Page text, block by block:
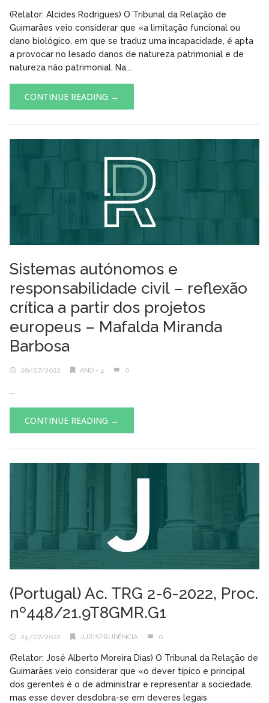
(Relator: Alcides Rodrigues) O Tribunal da Relação de
Guimarães veio considerar que «a limitação funcional ou
dano biológico, em que se traduz uma incapacidade, é apta
a provocar no lesado danos de natureza patrimonial e de
natureza não patrimonial. Na...
CONTINUE READING →
Sistemas autónomos e
responsabilidade civil – reflexão
crítica a partir dos projetos
europeus – Mafalda Miranda
Barbosa
26/07/2022 ANO - 4 0
...
CONTINUE READING →
(Portugal) Ac. TRG 2-6-2022, Proc.
nº448/21.9T8GMR.G1
25/07/2022 JURISPRUDÊNCIA 0
(Relator: José Alberto Moreira Dias) O Tribunal da Relação de
Guimarães veio considerar que «o dever típico e principal
dos gerentes é o de administrar e representar a sociedade,
mas esse dever desdobra-se em deveres legais